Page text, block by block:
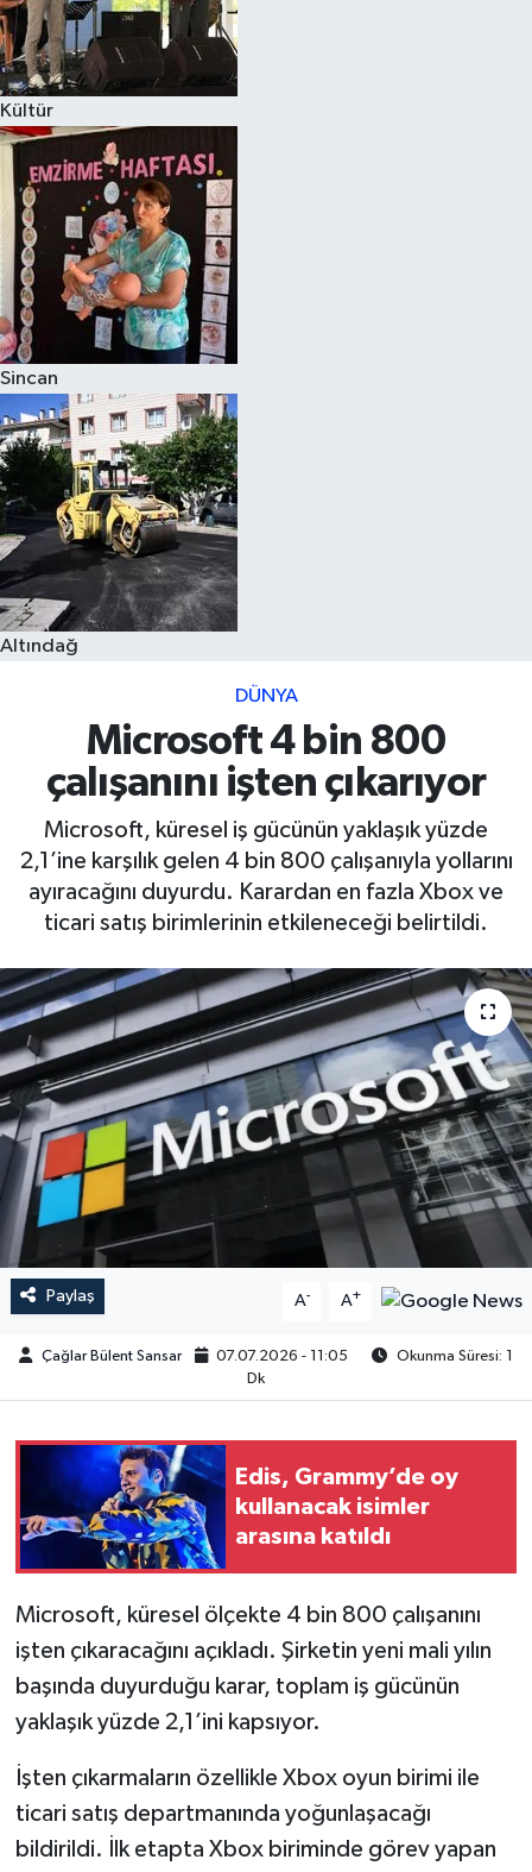
Kültür
Sincan
Altındağ
DÜNYA
Microsoft 4 bin 800
çalışanını işten çıkarıyor
Microsoft, küresel iş gücünün yaklaşık yüzde
2,1’ine karşılık gelen 4 bin 800 çalışanıyla yollarını
ayıracağını duyurdu. Karardan en fazla Xbox ve
ticari satış birimlerinin etkileneceği belirtildi.
Paylaş A- A+
Çağlar Bülent Sansar 07.07.2026 - 11:05
Okunma Süresi: 1
Dk
Edis, Grammy’de oy
kullanacak isimler
arasına katıldı
Microsoft, küresel ölçekte 4 bin 800 çalışanını
işten çıkaracağını açıkladı. Şirketin yeni mali yılın
başında duyurduğu karar, toplam iş gücünün
yaklaşık yüzde 2,1’ini kapsıyor.
İşten çıkarmaların özellikle Xbox oyun birimi ile
ticari satış departmanında yoğunlaşacağı
bildirildi. İlk etapta Xbox biriminde görev yapan